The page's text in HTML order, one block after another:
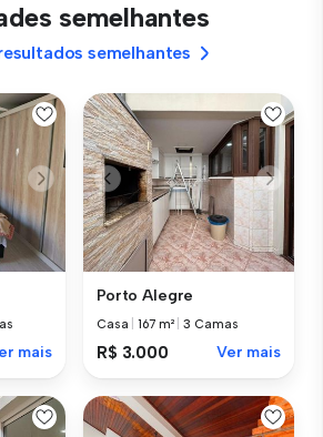
semelhantes
semelhantes
mais
Porto Alegre
Casa |167 m² |3 Camas
R$ 3.000 Ver mais